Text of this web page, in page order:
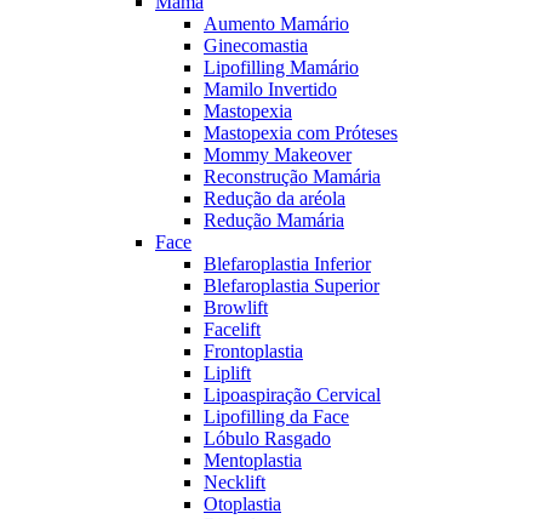
Aumento Mamário
Ginecomastia
Lipofilling Mamário
Mamilo Invertido
Mastopexia
Mastopexia com Próteses
Mommy Makeover
Reconstrução Mamária
Redução da aréola
Redução Mamária
Face
Blefaroplastia Inferior
Blefaroplastia Superior
Browlift
Facelift
Frontoplastia
Liplift
Lipoaspiração Cervical
Lipofilling da Face
Lóbulo Rasgado
Mentoplastia
Necklift
Otoplastia